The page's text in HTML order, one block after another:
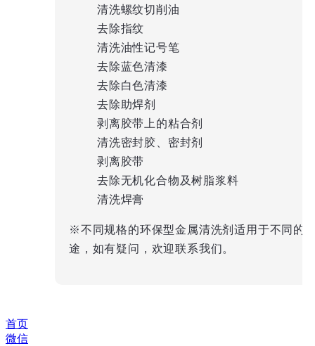
清洗螺纹切削油
去除指纹
清洗油性记号笔
去除蓝色清漆
去除白色清漆
去除助焊剂
剥离胶带上的粘合剂
清洗密封胶、密封剂
剥离胶带
去除无机化合物及树脂浆料
清洗焊膏
※不同规格的环保型金属清洗剂适用于不同的
途，如有疑问，欢迎联系我们。
首页
微信